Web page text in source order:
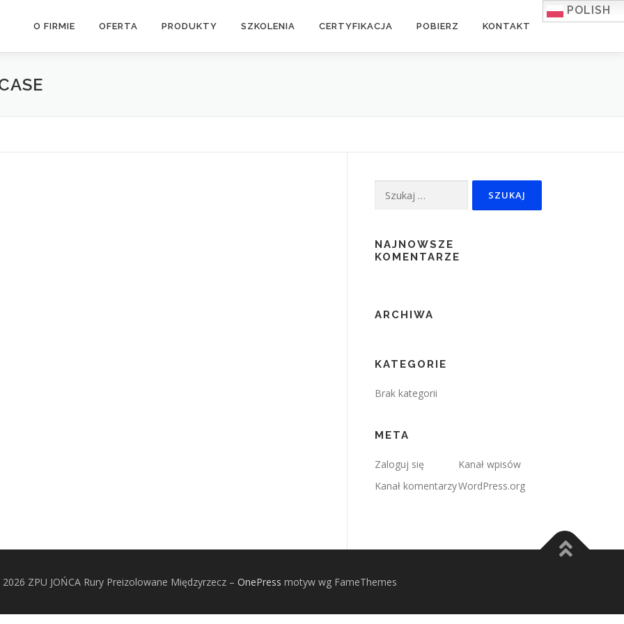
O FIRMIE OFERTA PRODUKTY SZKOLENIA CERTYFIKACJA POBIERZ KONTAKT
POLISH
NAJNOWSZE
KOMENTARZE
ARCHIWA
KATEGORIE
Brak kategorii
META
Zaloguj się
Kanał wpisów
Kanał komentarzyWordPress.org
ZPU JOŃCA Rury Preizolowane Międzyrzecz – OnePress motyw wg FameThemes